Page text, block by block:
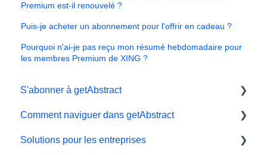
Premium est-il renouvelé ?
Puis-je acheter un abonnement pour l'offrir en cadeau ?
Pourquoi n'ai-je pas reçu mon résumé hebdomadaire pour
les membres Premium de XING ?
S'abonner à getAbstract
Sbonnements
Données personnelles et préférences
Comment naviguer dans getAbstract
Lecteur électronique
Solutions pour les entreprises